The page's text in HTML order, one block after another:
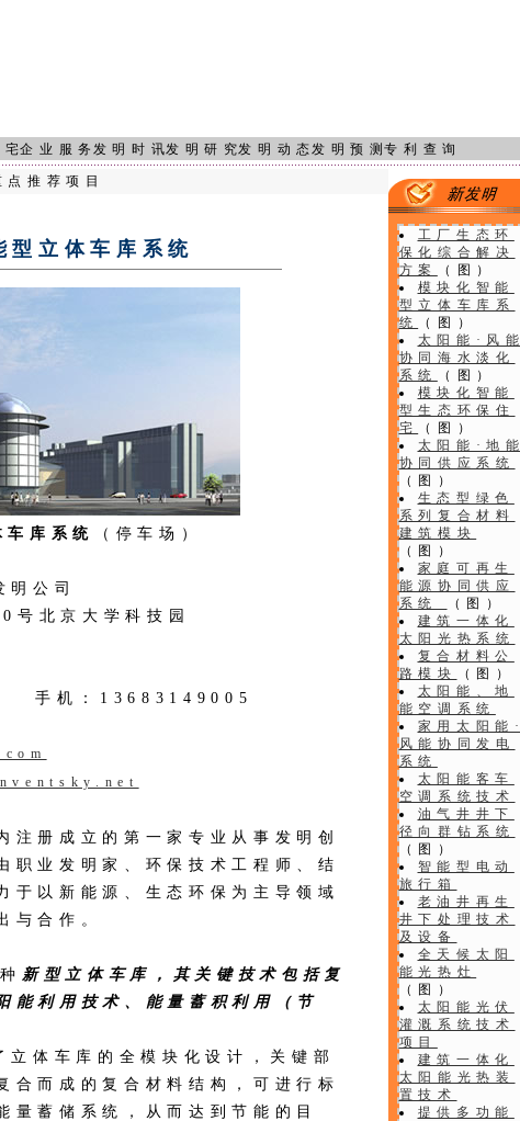
宅
企业服务发明时讯发明研究发明动态发明预测专利查询
点推荐项目
型立体车库系统
库系统
（停车场）
公司
号北京大学科技园
手机：13683149005
册成立的第一家专业从事发明创
职业发明家、环保技术工程师、结
于以新能源、生态环保为主导领域
与合作。
新型立体车库，其关键技术包括复
能利用技术、能量蓄积利用（节
体车库的全模块化设计，关键部
合而成的复合材料结构，可进行标
量蓄储系统，从而达到节能的目
工厂生态环
保化综合解决
方案
（图）
模块化智能
型立体车库系
统
（图）
太阳能·风能
协同海水淡化
系统
（图）
模块化智能
型生态环保住
宅
（图）
太阳能·地能
协同供应系统
（图）
生态型绿色
系列复合材料
建筑模块
（图）
家庭可再生
能源协同供应
系统
（图）
建筑一体化
太阳光热系统
复合材料公
路模块
（图）
太阳能、地
能空调系统
家用太阳能·
风能协同发电
系统
太阳能客车
空调系统技术
油气井井下
径向群钻系统
（图）
智能型电动
旅行箱
老油井再生
井下处理技术
及设备
全天候太阳
能光热灶
（图）
太阳能光伏
灌溉系统技术
项目
建筑一体化
太阳能光热装
置技术
提供多功能